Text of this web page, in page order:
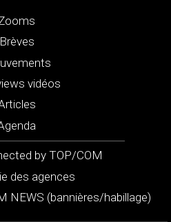
Brèves
vidéos
by TOP/COM
des agences
NEWS (bannières/habillage)